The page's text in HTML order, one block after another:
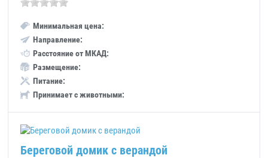
Минимальная цена:
Направление:
Расстояние от МКАД:
Размещение:
Питание:
Принимает с животными:
Береговой домик с верандой